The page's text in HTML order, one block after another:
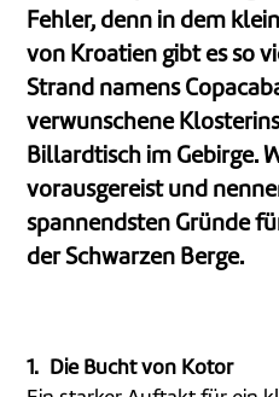
Fehler, denn in dem
von Kroatien gibt es so
Strand namens
verwunschene
Billardtisch im Gebirge.
vorausgereist und
spannendsten Gründe
der Schwarzen Berge.
1. Die Bucht von Kotor